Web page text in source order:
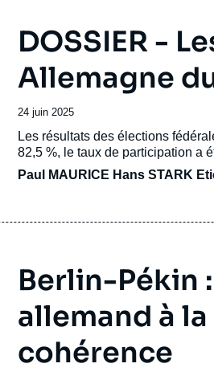
DOSSIER -
Allemagne
Date
de
publication
24 juin 2025
Accroche
Les résultats des élections
82,5 %, le taux de participation a
Paul MAURICE Hans STARK
Berlin-Pékin
allemand à
cohérence